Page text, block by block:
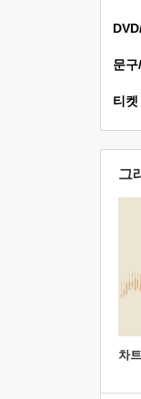
문
티켓
그
차